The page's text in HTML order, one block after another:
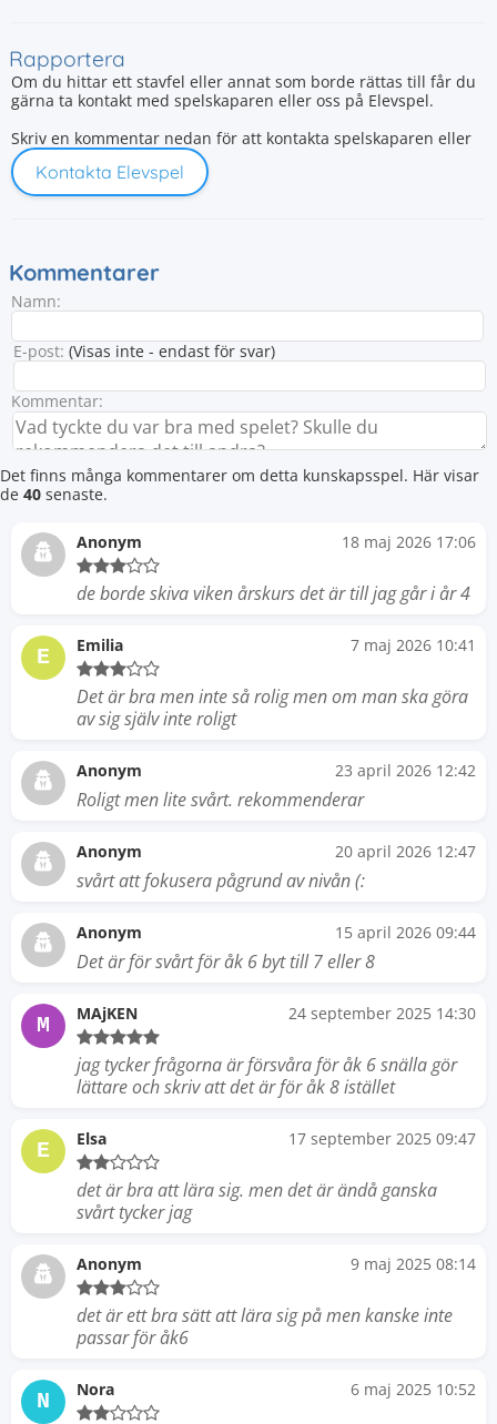
Rapportera
Om du hittar ett stavfel eller annat som borde rättas till får du
gärna ta kontakt med spelskaparen eller oss på Elevspel.
Skriv en kommentar nedan för att kontakta spelskaparen eller
Kontakta Elevspel
Kommentarer
Namn:
E-post: (Visas inte - endast för svar)
Kommentar:
Det finns många kommentarer om detta kunskapsspel. Här visar
de 40 senaste.
Anonym 18 maj 2026 17:06
de borde skiva viken årskurs det är till jag går i år 4
E Emilia 7 maj 2026 10:41
Det är bra men inte så rolig men om man ska göra
av sig själv inte roligt
Anonym 23 april 2026 12:42
Roligt men lite svårt. rekommenderar
Anonym 20 april 2026 12:47
svårt att fokusera pågrund av nivån (:
Anonym 15 april 2026 09:44
Det är för svårt för åk 6 byt till 7 eller 8
M MAjKEN 24 september 2025 14:30
jag tycker frågorna är försvåra för åk 6 snälla gör
lättare och skriv att det är för åk 8 istället
E Elsa 17 september 2025 09:47
det är bra att lära sig. men det är ändå ganska
svårt tycker jag
Anonym 9 maj 2025 08:14
det är ett bra sätt att lära sig på men kanske inte
passar för åk6
N Nora 6 maj 2025 10:52